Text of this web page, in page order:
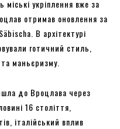
укріплення вже за
отримав оновлення за
В архітектурі
готичний стиль,
маньєризму.
до Вроцлава через
16 століття,
італійський вплив